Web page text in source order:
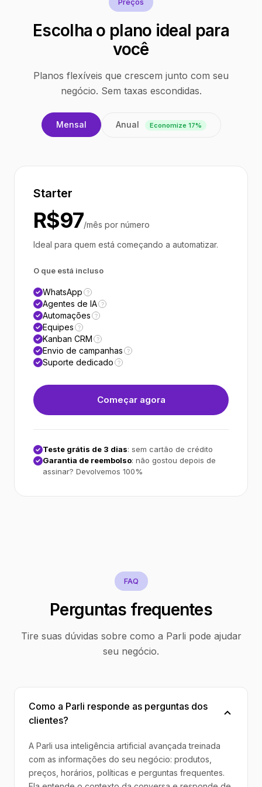
Escolha o plano ideal para
você
Planos flexíveis que crescem junto com seu
negócio. Sem taxas escondidas.
Mensal Anual Economize 17%
Starter
R$97/mês por número
Ideal para quem está começando a automatizar.
O que está incluso
WhatsApp ?
Agentes de IA ?
Automações ?
Equipes ?
Kanban CRM ?
Envio de campanhas ?
Suporte dedicado ?
Começar agora
Teste grátis de 3 dias: sem cartão de crédito
Garantia de reembolso: não gostou depois de
assinar? Devolvemos 100%
FAQ
Perguntas frequentes
Tire suas dúvidas sobre como a Parli pode ajudar
seu negócio.
Como a Parli responde as perguntas dos
clientes?
A Parli usa inteligência artificial avançada treinada
com as informações do seu negócio: produtos,
preços, horários, políticas e perguntas frequentes.